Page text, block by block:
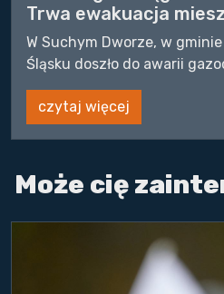
Trwa ewakuacja
W Suchym Dworze, w
Śląsku doszło do awarii
czytaj więcej
Może cię